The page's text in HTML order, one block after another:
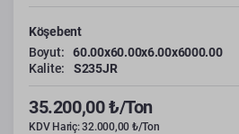
Köşebent
Boyut:
60.00x60.00x6.00x6000.00
Kalite:
S235JR
35.200,00 ₺/Ton
KDV Hariç: 32.000,00 ₺/Ton